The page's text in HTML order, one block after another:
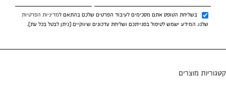
בשליחת הטופס אתם מסכימים לעיבוד הפרטים שלכם בהתאם למדיניות הפרטיות
שלנו. המידע ישמש לטיפול בפנייתכם ושליחת עדכונים שיווקיים (ניתן לבטל בכל עת).
קטגוריות מוצרים